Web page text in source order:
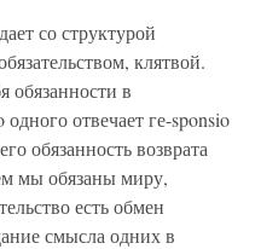
со структурой
клятвой.
обязанности в
одного отвечает ге-sponsio
обязанность возврата
мы обязаны миру,
есть обмен
смысла одних в